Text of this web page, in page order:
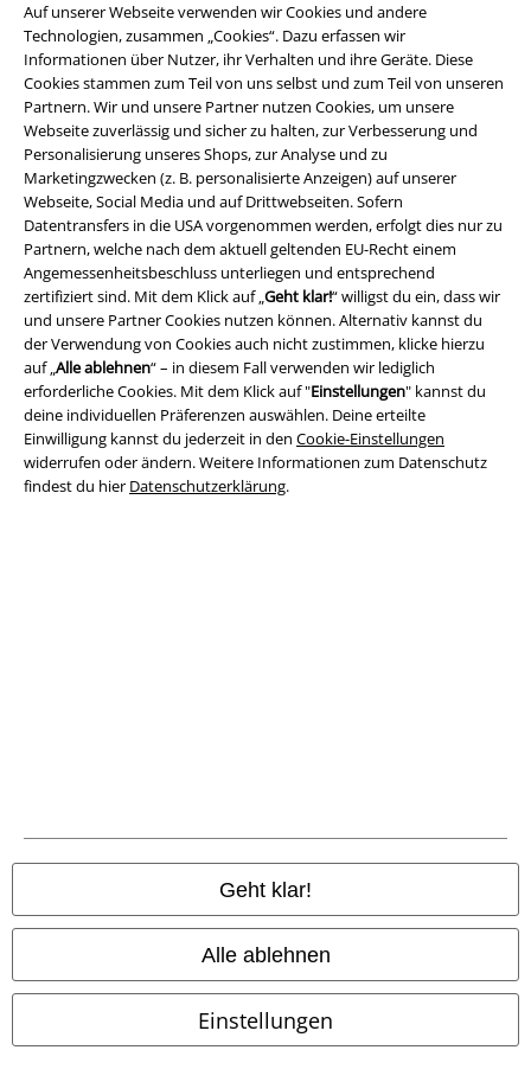
Auf unserer Webseite verwenden wir Cookies und andere
Technologien, zusammen „Cookies“. Dazu erfassen wir
Informationen über Nutzer, ihr Verhalten und ihre Geräte. Diese
Cookies stammen zum Teil von uns selbst und zum Teil von unseren
Partnern. Wir und unsere Partner nutzen Cookies, um unsere
Webseite zuverlässig und sicher zu halten, zur Verbesserung und
Personalisierung unseres Shops, zur Analyse und zu
Marketingzwecken (z. B. personalisierte Anzeigen) auf unserer
Webseite, Social Media und auf Drittwebseiten. Sofern
Datentransfers in die USA vorgenommen werden, erfolgt dies nur zu
Partnern, welche nach dem aktuell geltenden EU-Recht einem
Angemessenheitsbeschluss unterliegen und entsprechend
zertifiziert sind. Mit dem Klick auf „Geht klar!“ willigst du ein, dass wir
und unsere Partner Cookies nutzen können. Alternativ kannst du
der Verwendung von Cookies auch nicht zustimmen, klicke hierzu
auf „Alle ablehnen“ – in diesem Fall verwenden wir lediglich
erforderliche Cookies. Mit dem Klick auf "Einstellungen" kannst du
deine individuellen Präferenzen auswählen. Deine erteilte
Einwilligung kannst du jederzeit in den Cookie-Einstellungen
widerrufen oder ändern. Weitere Informationen zum Datenschutz
findest du hier Datenschutzerklärung.
Geht klar!
Alle ablehnen
Einstellungen
Studentenrabatt
Über EMP
EMP Events
Partnerprogramm
EMP Stores
Nachhaltigkeit
Jobs bei EMP
Zahlungsarten